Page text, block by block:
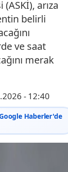
arıza
belirli
ve saat
merak
- 12:40
Haberler'de